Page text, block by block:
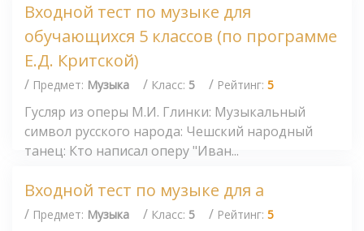
Входной тест по музыке для
обучающихся 5 классов (по программе
Е.Д. Критской)
/ Предмет: Музыка / Класс: 5 / Рейтинг: 5
Гусляр из оперы М.И. Глинки: Музыкальный
символ русского народа: Чешский народный
танец: Кто написал оперу "Иван...
Входной тест по музыке для а
/ Предмет: Музыка / Класс: 5 / Рейтинг: 5